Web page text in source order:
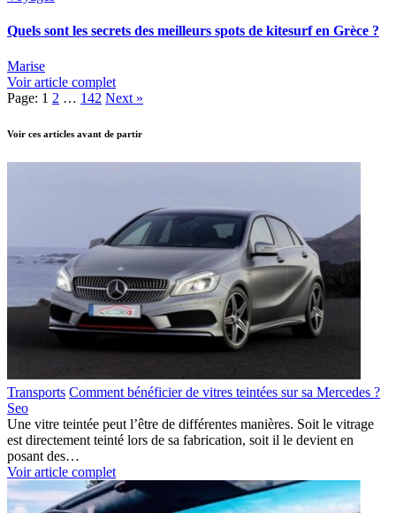
Quels sont les secrets des meilleurs spots de kitesurf en Grèce ?
Marise
Voir article complet
Page: 1 2 … 142 Next »
Voir ces articles avant de partir
Transports Comment bénéficier de vitres teintées sur sa Mercedes ?
Seo
Une vitre teintée peut l’être de différentes manières. Soit le vitrage
est directement teinté lors de sa fabrication, soit il le devient en
posant des…
Voir article complet